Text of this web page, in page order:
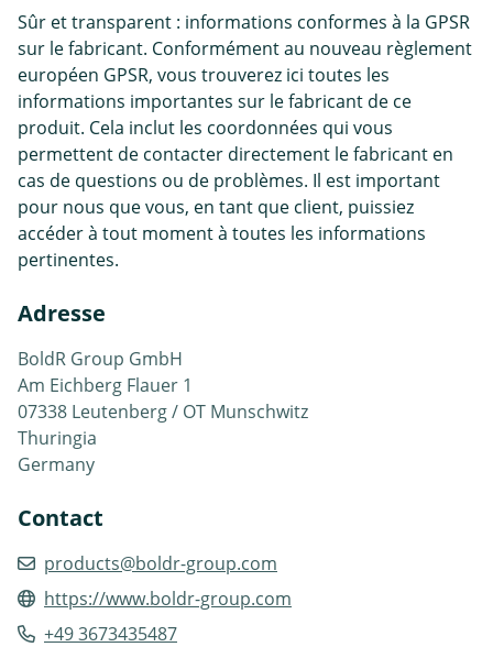
Sûr et transparent : informations conformes à la GPSR
sur le fabricant. Conformément au nouveau règlement
européen GPSR, vous trouverez ici toutes les
informations importantes sur le fabricant de ce
produit. Cela inclut les coordonnées qui vous
permettent de contacter directement le fabricant en
cas de questions ou de problèmes. Il est important
pour nous que vous, en tant que client, puissiez
accéder à tout moment à toutes les informations
pertinentes.
Adresse
BoldR Group GmbH
Am Eichberg Flauer 1
07338 Leutenberg / OT Munschwitz
Thuringia
Germany
Contact
products@boldr-group.com
https://www.boldr-group.com
+49 3673435487